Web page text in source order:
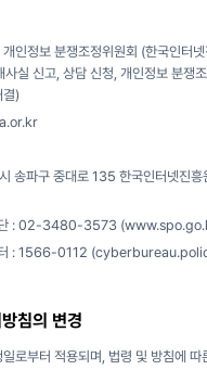
인정보 분쟁조정위원회 (한국인터
실 신고, 상담 신청, 개인정보 분쟁
결)
송파구 중대로 135 한국인터넷진흥
단 : 02-3480-3573
: 1566-0112
침의 변경
로부터 적용되며, 법령 및 방침에 따